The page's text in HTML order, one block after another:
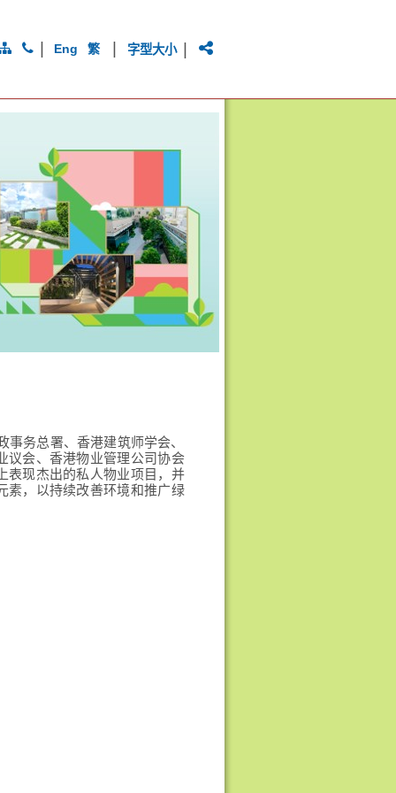
Eng 繁 字型大小
事务总署、香港建筑师学会、
议会、香港物业管理公司协会
表现杰出的私人物业项目，并
素，以持续改善环境和推广绿